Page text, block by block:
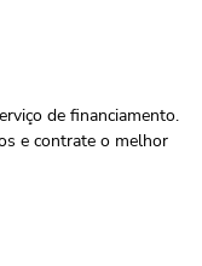
de financiamento.
e contrate o melhor